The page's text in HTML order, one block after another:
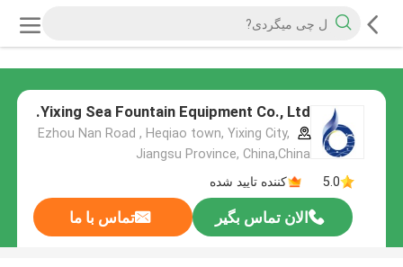
Yixing Sea Fountain Equipment Co., Ltd.
Ezhou Nan Road , Heqiao town, Yixing City,
Jiangsu Province, China,China
5.0
کننده تایید شده
الان تماس بگیر تماس با ما